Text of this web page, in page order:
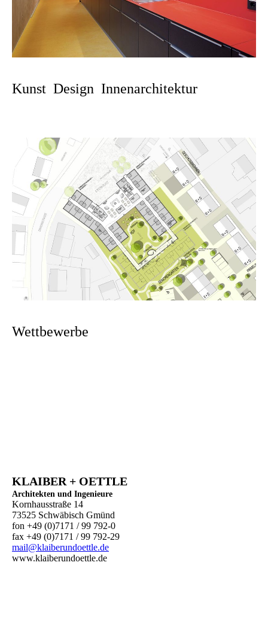
Kunst Design Innenarchitektur
Wettbewerbe
KLAIBER + OETTLE
Architekten und Ingenieure
Kornhausstraße 14
73525 Schwäbisch Gmünd
fon +49 (0)7171 / 99 792-0
fax +49 (0)7171 / 99 792-29
mail@klaiberundoettle.de
www.klaiberundoettle.de